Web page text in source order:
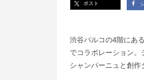
ポスト
渋谷パルコの4階にあ
でコラボレーション
シャンパーニュと創作